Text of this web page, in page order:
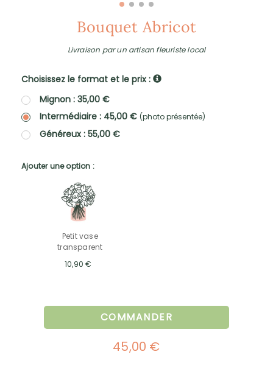
Bouquet Abricot
Livraison par un artisan fleuriste local
Choisissez le format et le prix :
Mignon : 35,00 €
Intermédiaire : 45,00 € (photo présentée)
Généreux : 55,00 €
Ajouter une option :
Petit vase
transparent
10,90 €
COMMANDER
45,00 €